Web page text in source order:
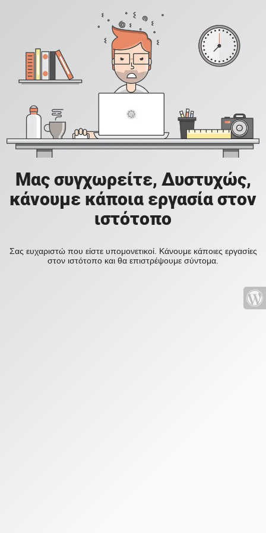
Μας συγχωρείτε, Δυστυχώς,
κάνουμε κάποια εργασία στον
ιστότοπο
Σας ευχαριστώ που είστε υπομονετικοί. Κάνουμε κάποιες εργασίες
στον ιστότοπο και θα επιστρέψουμε σύντομα.